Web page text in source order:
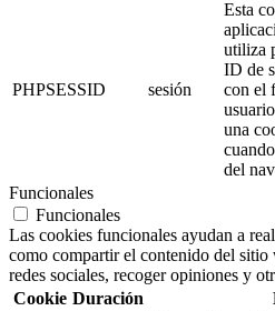
PHPSESSID sesión
Esta
utiliza
ID de
con el
una
del
Funcionales
Funcionales
Las cookies funcionales ayudan a
como compartir el contenido del sitio
redes sociales, recoger opiniones y
Cookie Duración